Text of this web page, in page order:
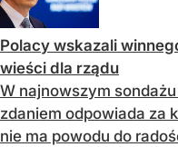
Polacy wskazali
wieści dla rządu
W najnowszym
zdaniem odpowiada za
nie ma powodu do